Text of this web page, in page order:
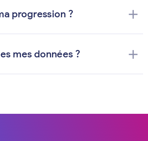
progression ? add
mes données ? add